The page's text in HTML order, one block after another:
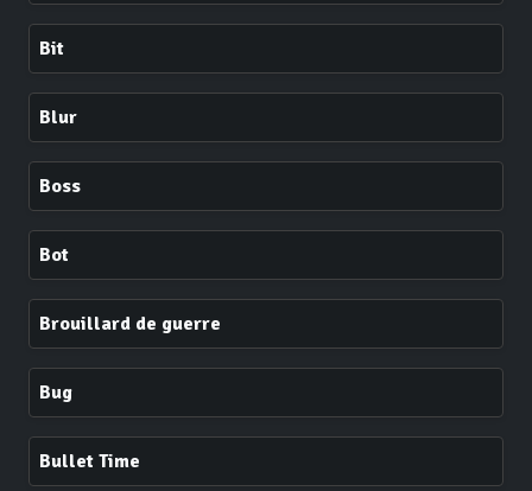
Bit
Blur
Boss
Bot
Brouillard de guerre
Bug
Bullet Time